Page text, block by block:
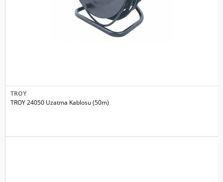
TROY
TROY 24050 Uzatma Kablosu (50m)